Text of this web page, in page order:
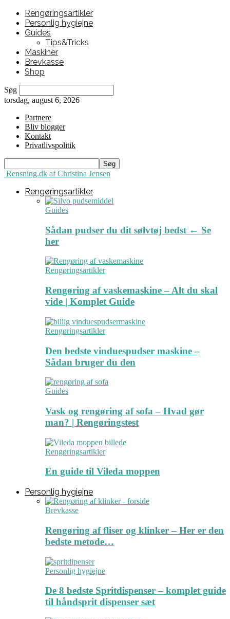
Rengøringsartikler
Personlig hygiejne
Guides
Tips&Tricks
Maskiner
Brevkasse
Shop
Søg
torsdag, august 6, 2026
Partnere
Bliv blogger
Kontakt
Privatlivspolitik
Rensning.dk af Christina Jensen
Rengøringsartikler
Guides
Sådan pudser du dit sølvtøj bedst ← Se
her
Rengøringsartikler
Rengøring af vaskemaskine – Alt du skal
vide | Komplet Guide
Rengøringsartikler
Den bedste vinduespudser maskine –
Sådan bruger du den
Guides
Vask og rengøring af sofa – Hvad gør
man? | Rengøringstest
Rengøringsartikler
En guide til Vileda moppen
Personlig hygiejne
Brevkasse
Rengøring af fliser og klinker – Her er den
bedste metode…
Personlig hygiejne
De 8 bedste Spritdispenser – komplet guide
til håndsprit dispenser sæt